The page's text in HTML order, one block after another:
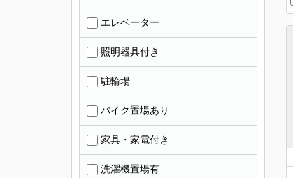
エレベーター
照明器具付き
駐輪場
バイク置場あり
家具・家電付き
洗濯機置場有